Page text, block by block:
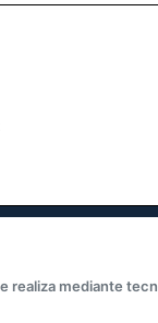
realiza mediante